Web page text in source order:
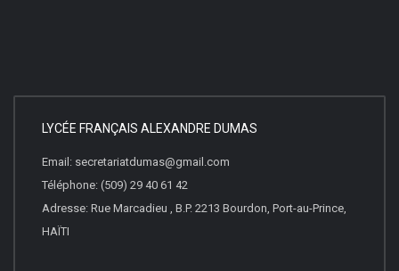
LYCÉE FRANÇAIS ALEXANDRE DUMAS
Email: secretariatdumas@gmail.com
Téléphone: (509) 29 40 61 42
Adresse: Rue Marcadieu , B.P. 2213 Bourdon, Port-au-Prince,
HAÏTI